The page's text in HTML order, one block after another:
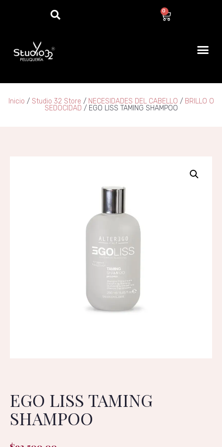
0
Inicio / Studio 32 Store / NECESIDADES DEL CABELLO / BRILLO O
SEDOCIDAD / EGO LISS TAMING SHAMPOO
EGO LISS TAMING
SHAMPOO